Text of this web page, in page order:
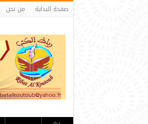
صفحة البداية من نحن